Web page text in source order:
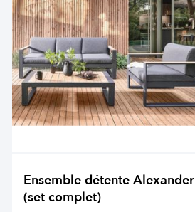
Ensemble détente Alexander
(set complet)